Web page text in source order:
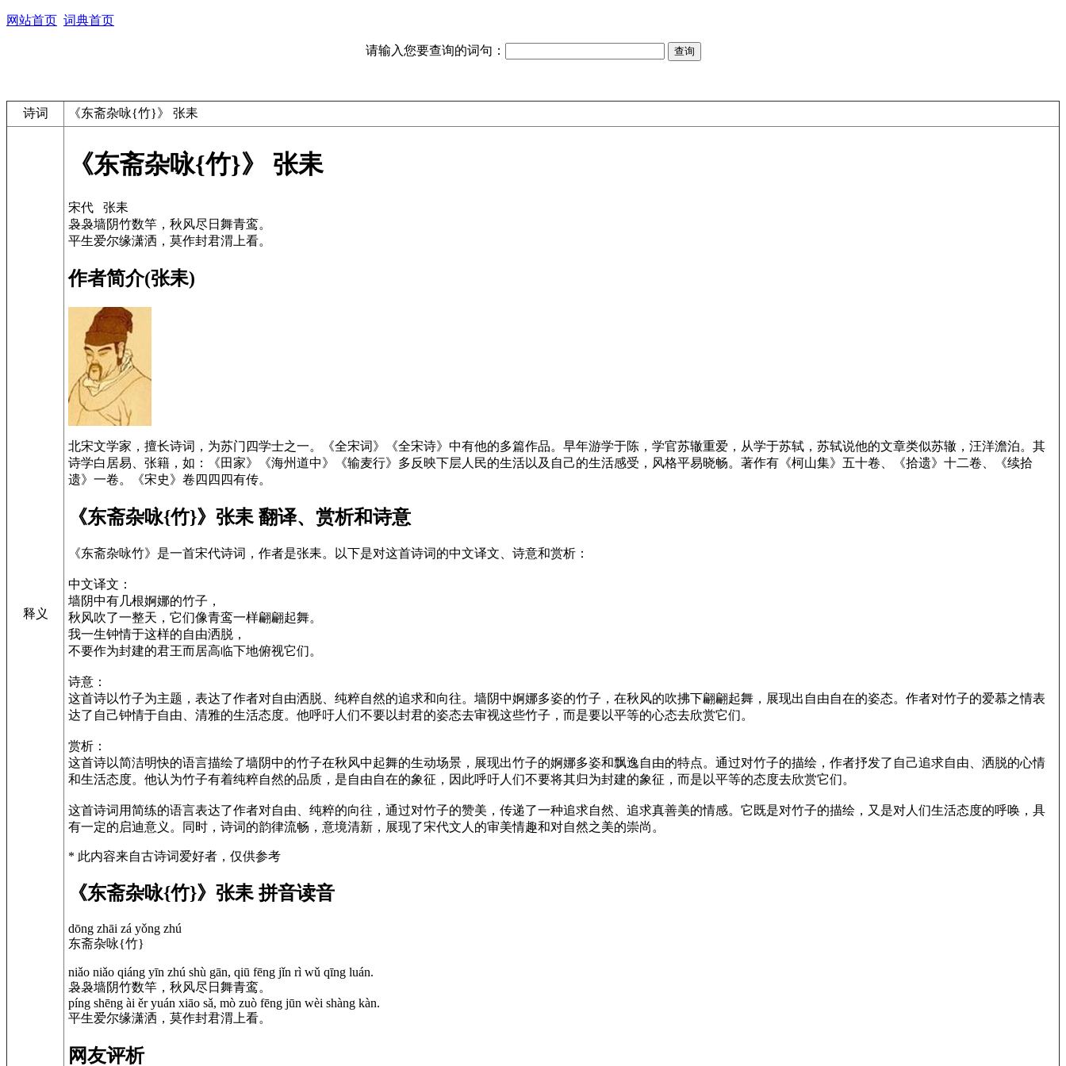
网站首页 词典首页
请输入您要查询的词句：
诗词 《东斋杂咏{竹}》 张耒
释义
《东斋杂咏{竹}》 张耒
宋代 张耒
袅袅墙阴竹数竿，秋风尽日舞青鸾。
平生爱尔缘潇洒，莫作封君渭上看。
作者简介(张耒)
北宋文学家，擅长诗词，为苏门四学士之一。《全宋词》《全宋诗》中有他的多篇作品。早年游学于陈，学官苏辙重爱，从学于苏轼，苏轼说他的文章类似苏辙，汪洋澹泊。其
诗学白居易、张籍，如：《田家》《海州道中》《输麦行》多反映下层人民的生活以及自己的生活感受，风格平易晓畅。著作有《柯山集》五十卷、《拾遗》十二卷、《续拾
遗》一卷。《宋史》卷四四四有传。
《东斋杂咏{竹}》张耒 翻译、赏析和诗意
《东斋杂咏竹》是一首宋代诗词，作者是张耒。以下是对这首诗词的中文译文、诗意和赏析：
中文译文：
墙阴中有几根婀娜的竹子，
秋风吹了一整天，它们像青鸾一样翩翩起舞。
我一生钟情于这样的自由洒脱，
不要作为封建的君王而居高临下地俯视它们。
诗意：
这首诗以竹子为主题，表达了作者对自由洒脱、纯粹自然的追求和向往。墙阴中婀娜多姿的竹子，在秋风的吹拂下翩翩起舞，展现出自由自在的姿态。作者对竹子的爱慕之情表
达了自己钟情于自由、清雅的生活态度。他呼吁人们不要以封君的姿态去审视这些竹子，而是要以平等的心态去欣赏它们。
赏析：
这首诗以简洁明快的语言描绘了墙阴中的竹子在秋风中起舞的生动场景，展现出竹子的婀娜多姿和飘逸自由的特点。通过对竹子的描绘，作者抒发了自己追求自由、洒脱的心情
和生活态度。他认为竹子有着纯粹自然的品质，是自由自在的象征，因此呼吁人们不要将其归为封建的象征，而是以平等的态度去欣赏它们。
这首诗词用简练的语言表达了作者对自由、纯粹的向往，通过对竹子的赞美，传递了一种追求自然、追求真善美的情感。它既是对竹子的描绘，又是对人们生活态度的呼唤，具
有一定的启迪意义。同时，诗词的韵律流畅，意境清新，展现了宋代文人的审美情趣和对自然之美的崇尚。
* 此内容来自古诗词爱好者，仅供参考
《东斋杂咏{竹}》张耒 拼音读音
dōng zhāi zá yǒng zhú
东斋杂咏{竹}
niǎo niǎo qiáng yīn zhú shù gān, qiū fēng jǐn rì wǔ qīng luán.
袅袅墙阴竹数竿，秋风尽日舞青鸾。
píng shēng ài ěr yuán xiāo sǎ, mò zuò fēng jūn wèi shàng kàn.
平生爱尔缘潇洒，莫作封君渭上看。
网友评析